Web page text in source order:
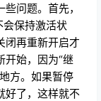
问题。首先，
会保持激活状
闭再重新开启才
开始，因为“继
方。如果暂停
好了，这样就不